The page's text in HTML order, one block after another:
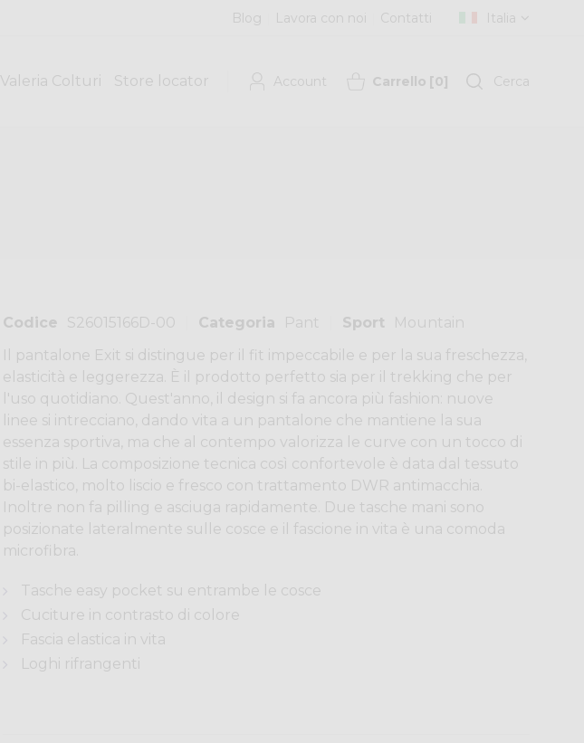
Blog Lavora con noi Contatti Italia
Valeria Colturi Store locator Account Carrello [0] Cerca
Codice S26015166D-00 Categoria Pant Sport
Mountain
Il pantalone Exit si distingue per il fit impeccabile e per la sua freschezza,
elasticità e leggerezza. È il prodotto perfetto sia per il trekking che per
l'uso quotidiano. Quest'anno, il design si fa ancora più fashion: nuove
linee si intrecciano, dando vita a un pantalone che mantiene la sua
essenza sportiva, ma che al contempo valorizza le curve con un tocco di
stile in più. La composizione tecnica così confortevole è data dal tessuto
bi-elastico, molto liscio e fresco con trattamento DWR antimacchia.
Inoltre non fa pilling e asciuga rapidamente. Due tasche mani sono
posizionate lateralmente sulle cosce e il fascione in vita è una comoda
microfibra.
Tasche easy pocket su entrambe le cosce
Cuciture in contrasto di colore
Fascia elastica in vita
Loghi rifrangenti